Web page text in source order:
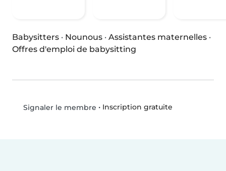
Babysitters · Nounous · Assistantes maternelles ·
Offres d'emploi de babysitting
Signaler le membre • Inscription gratuite